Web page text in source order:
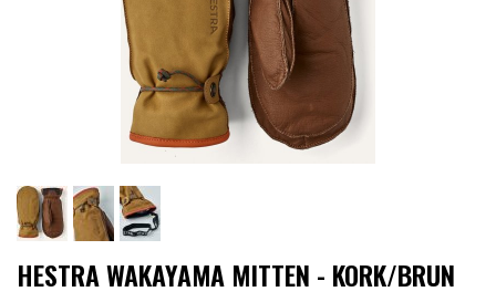
HESTRA WAKAYAMA MITTEN - KORK/BRUN